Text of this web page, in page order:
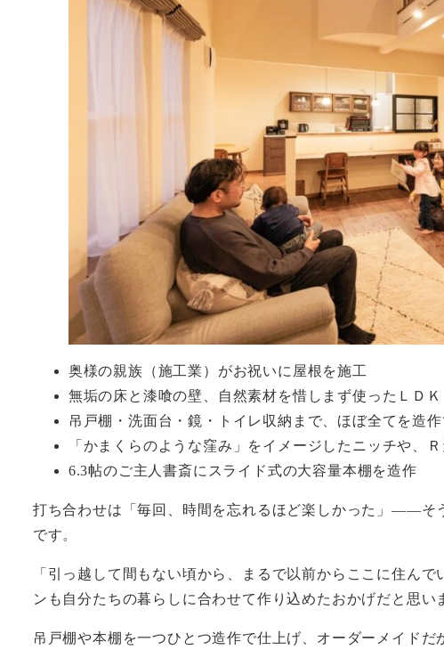
奥様の親族（施工業）がお祝いに屋根を施工
無垢の床と漆喰の壁、自然素材を惜しまず使ったＬＤＫ
吊戸棚・洗面台・鏡・トイレ収納まで、ほぼ全てを造
「かまくらのような窪み」をイメージしたニッチや、
6.3帖のご主人書斎にスライド式の大容量本棚を造作
打ち合わせは「毎回、時間を忘れるほど楽しかった」――そ
です。
「引っ越して間もない頃から、まるで以前からここに住ん
ンも自分たちの暮らしに合わせて作り込めたおかげだと思い
吊戸棚や本棚を一つひとつ造作で仕上げ、オーダーメイド